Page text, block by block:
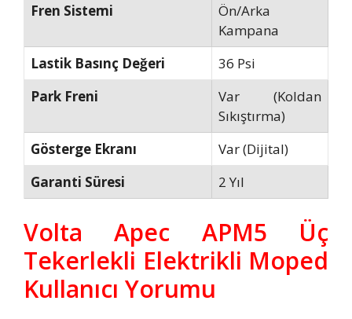
Fren Sistemi
Ön/Arka
Kampana
Lastik Basınç Değeri
36 Psi
Park Freni
Var (Koldan
Sıkıştırma)
Gösterge Ekranı
Var (Dijital)
Garanti Süresi
2 Yıl
Volta Apec APM5 Üç
Tekerlekli Elektrikli Moped
Kullanıcı Yorumu